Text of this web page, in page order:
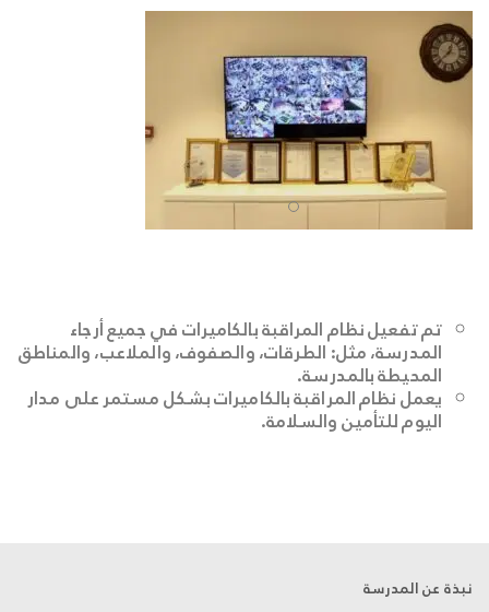
تم تفعيل نظام المراقبة بالكاميرات في جميع أرجاء
المدرسة، مثل: الطرقات، والصفوف، والملاعب، والمناطق
المحيطة بالمدرسة.
يعمل نظام المراقبة بالكاميرات بشكل مستمر على مدار
اليوم للتأمين والسلامة.
نبذة عن المدرسة